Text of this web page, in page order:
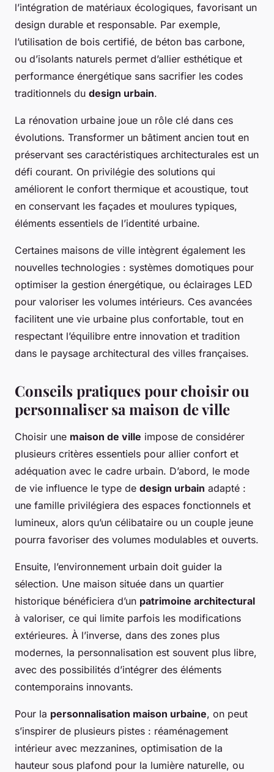
l’intégration de matériaux écologiques, favorisant un
design durable et responsable. Par exemple,
l’utilisation de bois certifié, de béton bas carbone,
ou d’isolants naturels permet d’allier esthétique et
performance énergétique sans sacrifier les codes
traditionnels du design urbain.
La rénovation urbaine joue un rôle clé dans ces
évolutions. Transformer un bâtiment ancien tout en
préservant ses caractéristiques architecturales est un
défi courant. On privilégie des solutions qui
améliorent le confort thermique et acoustique, tout
en conservant les façades et moulures typiques,
éléments essentiels de l’identité urbaine.
Certaines maisons de ville intègrent également les
nouvelles technologies : systèmes domotiques pour
optimiser la gestion énergétique, ou éclairages LED
pour valoriser les volumes intérieurs. Ces avancées
facilitent une vie urbaine plus confortable, tout en
respectant l’équilibre entre innovation et tradition
dans le paysage architectural des villes françaises.
Conseils pratiques pour choisir ou
personnaliser sa maison de ville
Choisir une maison de ville impose de considérer
plusieurs critères essentiels pour allier confort et
adéquation avec le cadre urbain. D’abord, le mode
de vie influence le type de design urbain adapté :
une famille privilégiera des espaces fonctionnels et
lumineux, alors qu’un célibataire ou un couple jeune
pourra favoriser des volumes modulables et ouverts.
Ensuite, l’environnement urbain doit guider la
sélection. Une maison située dans un quartier
historique bénéficiera d’un patrimoine architectural
à valoriser, ce qui limite parfois les modifications
extérieures. À l’inverse, dans des zones plus
modernes, la personnalisation est souvent plus libre,
avec des possibilités d’intégrer des éléments
contemporains innovants.
Pour la personnalisation maison urbaine, on peut
s’inspirer de plusieurs pistes : réaménagement
intérieur avec mezzanines, optimisation de la
hauteur sous plafond pour la lumière naturelle, ou